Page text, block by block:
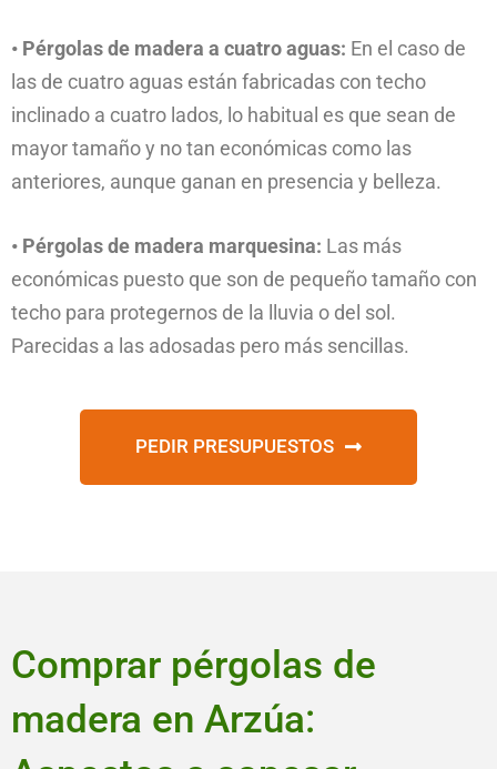
• Pérgolas de madera a cuatro aguas: En el caso de
las de cuatro aguas están fabricadas con techo
inclinado a cuatro lados, lo habitual es que sean de
mayor tamaño y no tan económicas como las
anteriores, aunque ganan en presencia y belleza.
• Pérgolas de madera marquesina: Las más
económicas puesto que son de pequeño tamaño con
techo para protegernos de la lluvia o del sol.
Parecidas a las adosadas pero más sencillas.
PEDIR PRESUPUESTOS
Comprar pérgolas de
madera en Arzúa: